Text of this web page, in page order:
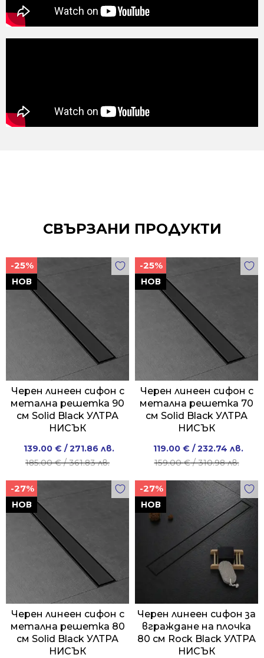
СВЪРЗАНИ ПРОДУКТИ
НОВ
-25%
Черен линеен сифон с
метална решетка 90
см Solid Black УЛТРА
НИСЪК
185.00€/ 361.83 лв.
Original
price
139.00 € / 271.86 лв.
Current
price
НОВ
-25%
Черен линеен сифон с
метална решетка 70
см Solid Black УЛТРА
НИСЪК
159.00€/ 310.98 лв.
Original
price
159.00 €
/
310.98 лв..
119.00 € / 232.74 лв.
Current
price
119.00 €
/
232.74 лв..
НОВ
-27%
Черен линеен сифон с
метална решетка 80
см Solid Black УЛТРА
НИСЪК
НОВ
-27%
Черен линеен сифон за
вграждане на плочка
80 см Rock Black УЛТРА
НИСЪК